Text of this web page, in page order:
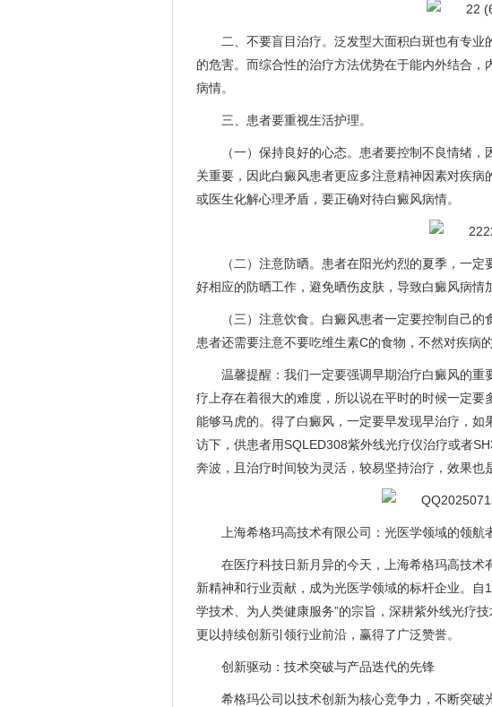
二、不要盲目治疗。泛发型大面积白斑也有专
的危害。而综合性的治疗方法优势在于能内外结合
病情。
三、患者要重视生活护理。
（一）保持良好的心态。患者要控制不良情绪
关重要，因此白癜风患者更应多注意精神因素对疾
或医生化解心理矛盾，要正确对待白癜风病情。
（二）注意防晒。患者在阳光灼烈的夏季，一
好相应的防晒工作，避免晒伤皮肤，导致白癜风病情
（三）注意饮食。白癜风患者一定要控制自己
患者还需要注意不要吃维生素C的食物，不然对疾病
温馨提醒：我们一定要强调早期治疗白癜风的
疗上存在着很大的难度，所以说在平时的时候一定
能够马虎的。得了白癜风，一定要早发现早治疗，
访下，供患者用SQLED308紫外线光疗仪治疗或者
奔波，且治疗时间较为灵活，较易坚持治疗，效果也
上海希格玛高技术有限公司：光医学领域的领航
在医疗科技日新月异的今天，上海希格玛高技术
新精神和行业贡献，成为光医学领域的标杆企业。
学技术、为人类健康服务”的宗旨，深耕紫外线光疗
更以持续创新引领行业前沿，赢得了广泛赞誉。
创新驱动：技术突破与产品迭代的先锋
希格玛公司以技术创新为核心竞争力，不断突